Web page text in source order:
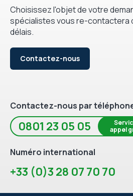
Choisissez l'objet de votre
spécialistes vous re-contactera
délais.
Contactez-nous
Contactez-nous par
0801 23 05 05
appel
Numéro international
+33 (0)3 28 07 70 70